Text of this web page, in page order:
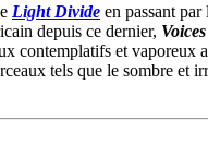
Light Divide en passant par
depuis ce dernier,
contemplatifs et vaporeux
tels que le sombre et